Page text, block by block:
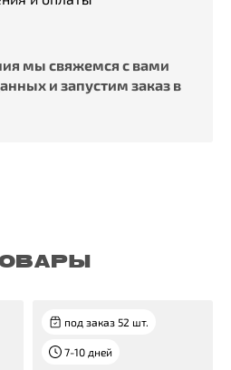
мы свяжемся с вами
и запустим заказ в
под заказ 52 шт.
7-10 дней